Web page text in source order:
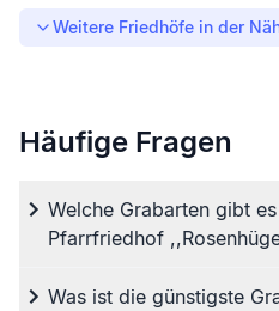
Weitere Friedhöfe in der
Häufige Fragen
Welche Grabarten gibt
Pfarrfriedhof
Was ist die günstigste